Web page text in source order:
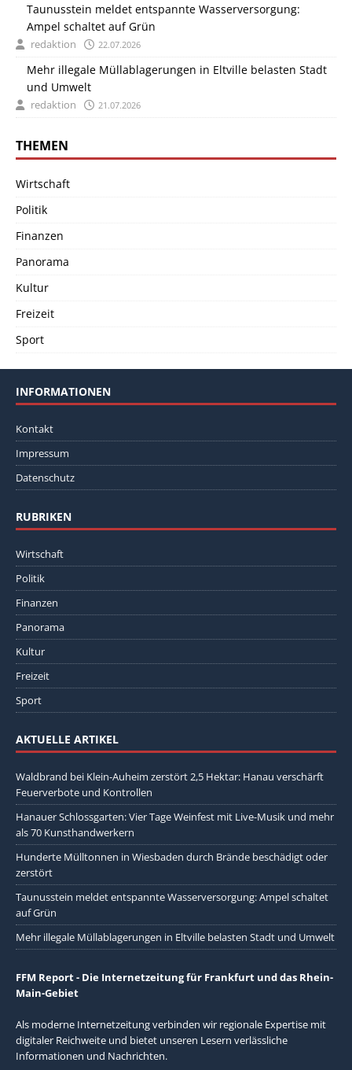
Taunusstein meldet entspannte Wasserversorgung:
Ampel schaltet auf Grün
redaktion 22.07.2026
Mehr illegale Müllablagerungen in Eltville belasten Stadt
und Umwelt
redaktion 21.07.2026
THEMEN
Wirtschaft
Politik
Finanzen
Panorama
Kultur
Freizeit
Sport
INFORMATIONEN
Kontakt
Impressum
Datenschutz
RUBRIKEN
Wirtschaft
Politik
Finanzen
Panorama
Kultur
Freizeit
Sport
AKTUELLE ARTIKEL
Waldbrand bei Klein-Auheim zerstört 2,5 Hektar: Hanau verschärft
Feuerverbote und Kontrollen
Hanauer Schlossgarten: Vier Tage Weinfest mit Live-Musik und mehr
als 70 Kunsthandwerkern
Hunderte Mülltonnen in Wiesbaden durch Brände beschädigt oder
zerstört
Taunusstein meldet entspannte Wasserversorgung: Ampel schaltet
auf Grün
Mehr illegale Müllablagerungen in Eltville belasten Stadt und Umwelt
FFM Report - Die Internetzeitung für Frankfurt und das Rhein-
Main-Gebiet
Als moderne Internetzeitung verbinden wir regionale Expertise mit
digitaler Reichweite und bietet unseren Lesern verlässliche
Informationen und Nachrichten.